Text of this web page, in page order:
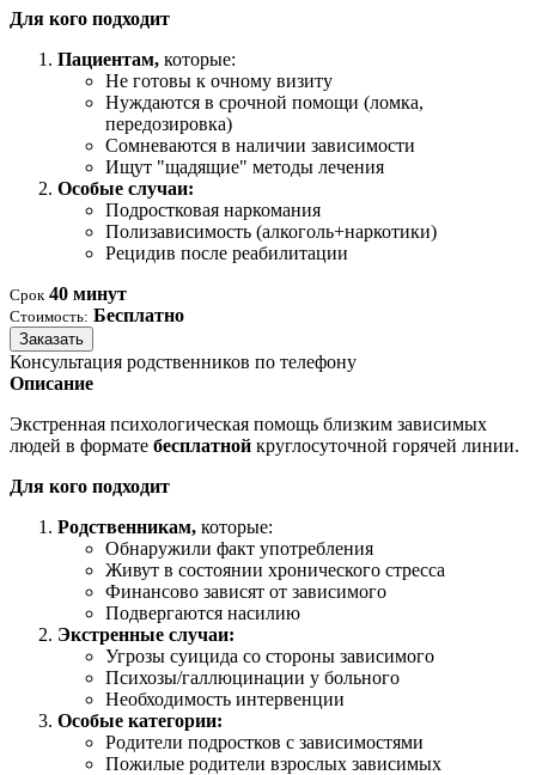
Для кого подходит
Пациентам, которые:
Не готовы к очному визиту
Нуждаются в срочной помощи (ломка,
передозировка)
Сомневаются в наличии зависимости
Ищут "щадящие" методы лечения
Особые случаи:
Подростковая наркомания
Полизависимость (алкоголь+наркотики)
Рецидив после реабилитации
Срок 40 минут
Стоимость: Бесплатно
Заказать
Консультация родственников по телефону
Описание
Экстренная психологическая помощь близким зависимых
людей в формате бесплатной круглосуточной горячей линии.
Для кого подходит
Родственникам, которые:
Обнаружили факт употребления
Живут в состоянии хронического стресса
Финансово зависят от зависимого
Подвергаются насилию
Экстренные случаи:
Угрозы суицида со стороны зависимого
Психозы/галлюцинации у больного
Необходимость интервенции
Особые категории:
Родители подростков с зависимостями
Пожилые родители взрослых зависимых